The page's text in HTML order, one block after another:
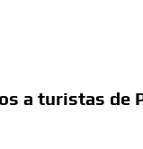
a turistas de